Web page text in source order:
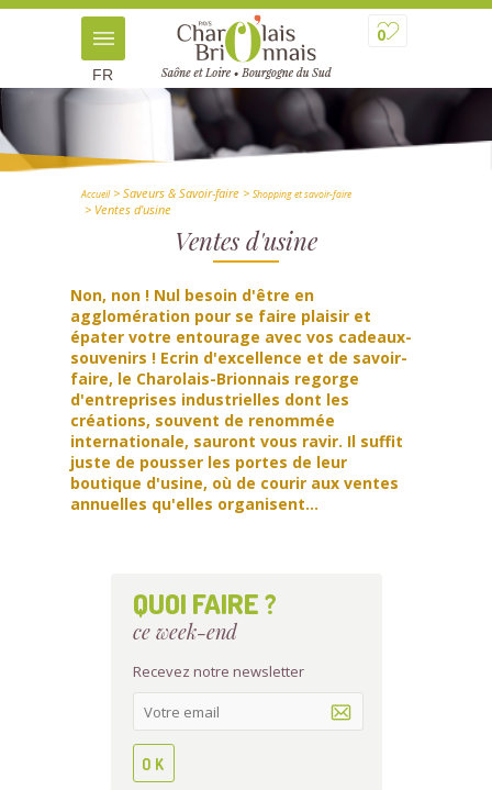
0
FR
Accueil> Saveurs & Savoir-faire > Shopping et savoir-faire
> Ventes d'usine
Ventes d'usine
Non, non ! Nul besoin d'être en
agglomération pour se faire plaisir et
épater votre entourage avec vos cadeaux-
souvenirs ! Ecrin d'excellence et de savoir-
faire, le Charolais-Brionnais regorge
d'entreprises industrielles dont les
créations, souvent de renommée
internationale, sauront vous ravir. Il suffit
juste de pousser les portes de leur
boutique d'usine, où de courir aux ventes
annuelles qu'elles organisent...
QUOI FAIRE ?
ce week-end
Recevez notre newsletter